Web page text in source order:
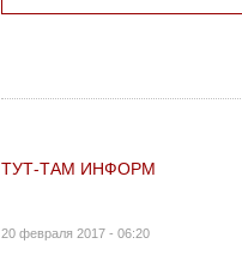
ТУТ-ТАМ ИНФОРМ
20 февраля 2017 - 06:20